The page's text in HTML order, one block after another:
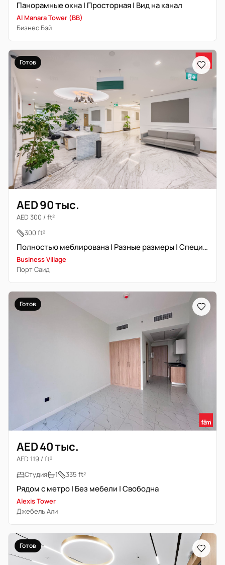
Панорамные окна | Просторная | Вид на канал
Al Manara Tower (BB)
Бизнес Бэй
Готов
AED 90 тыс.
AED 300 / ft²
300 ft²
Полностью меблирована | Разные размеры | Специалист сообщества
Business Village
Порт Саид
Готов
AED 40 тыс.
AED 119 / ft²
Студия
1 335 ft²
Рядом с метро | Без мебели | Свободна
Alexis Tower
Джебель Али
Готов